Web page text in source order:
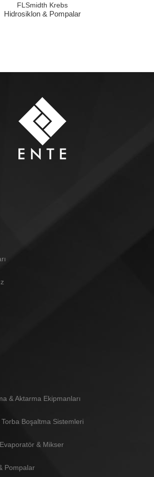
FLSmidth Krebs
Hidrosiklon & Pompalar
& Aktarma Ekipmanları
Torba Boşaltma Sistemleri
& Mikser
Pompalar